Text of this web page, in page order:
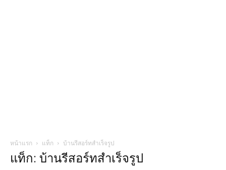
หน้าแรก แท็ก บ้านรีสอร์ทสําเร็จรูป
แท็ก: บ้านรีสอร์ทสําเร็จรูป